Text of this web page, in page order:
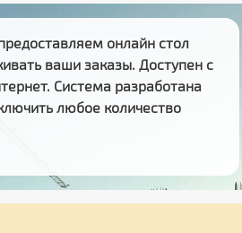
онлайн стол
ваши заказы. Доступен с
Система разработана
любое количество